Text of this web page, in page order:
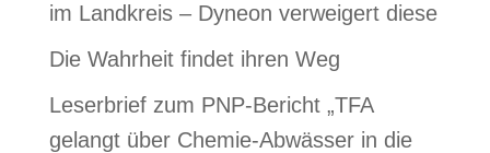
im Landkreis – Dyneon verweigert diese
Die Wahrheit findet ihren Weg
Leserbrief zum PNP-Bericht „TFA
gelangt über Chemie-Abwässer in die